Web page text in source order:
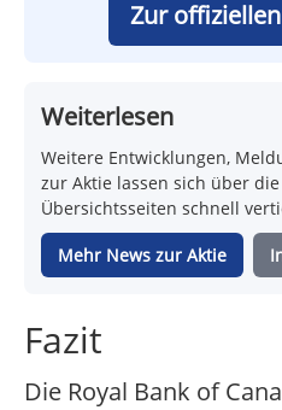
Zur
Weiterlesen
Weitere Entwicklungen,
zur Aktie lassen sich über
Übersichtsseiten schnell
Mehr News zur Aktie
Fazit
Die Royal Bank of